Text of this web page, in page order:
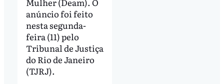
anúncio foi feito
nesta segunda-
feira (11) pelo
Tribunal de Justiça
do Rio de Janeiro
(TJRJ).